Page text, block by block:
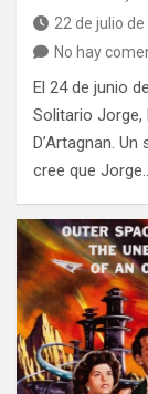
22 de julio
No hay
El 24 de junio
Solitario
D’Artagnan.
cree que